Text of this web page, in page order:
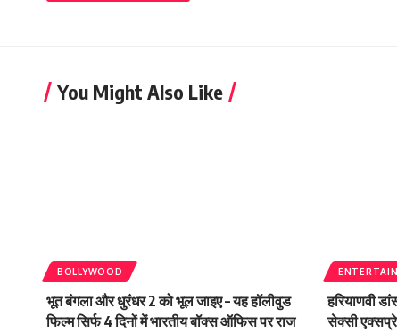
You Might Also Like
BOLLYWOOD
भूत बंगला और धुरंधर 2 को भूल जाइए – यह हॉलीवुड
फिल्म सिर्फ 4 दिनों में भारतीय बॉक्स ऑफिस पर राज
हरियाणवी
सेक्सी